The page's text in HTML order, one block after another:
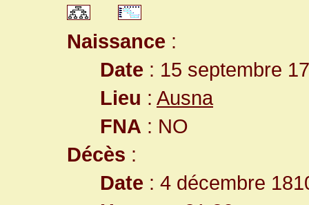
Naissance :
Date : 15 septembre
Lieu : Ausna
FNA : NO
Décès :
Date : 4 décembre